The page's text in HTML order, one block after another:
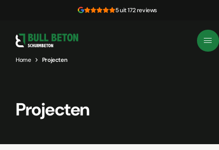
5 uit 172 reviews
Home Projecten
Projecten